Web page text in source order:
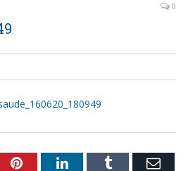
0
PinterestLinkedInTumblr Email